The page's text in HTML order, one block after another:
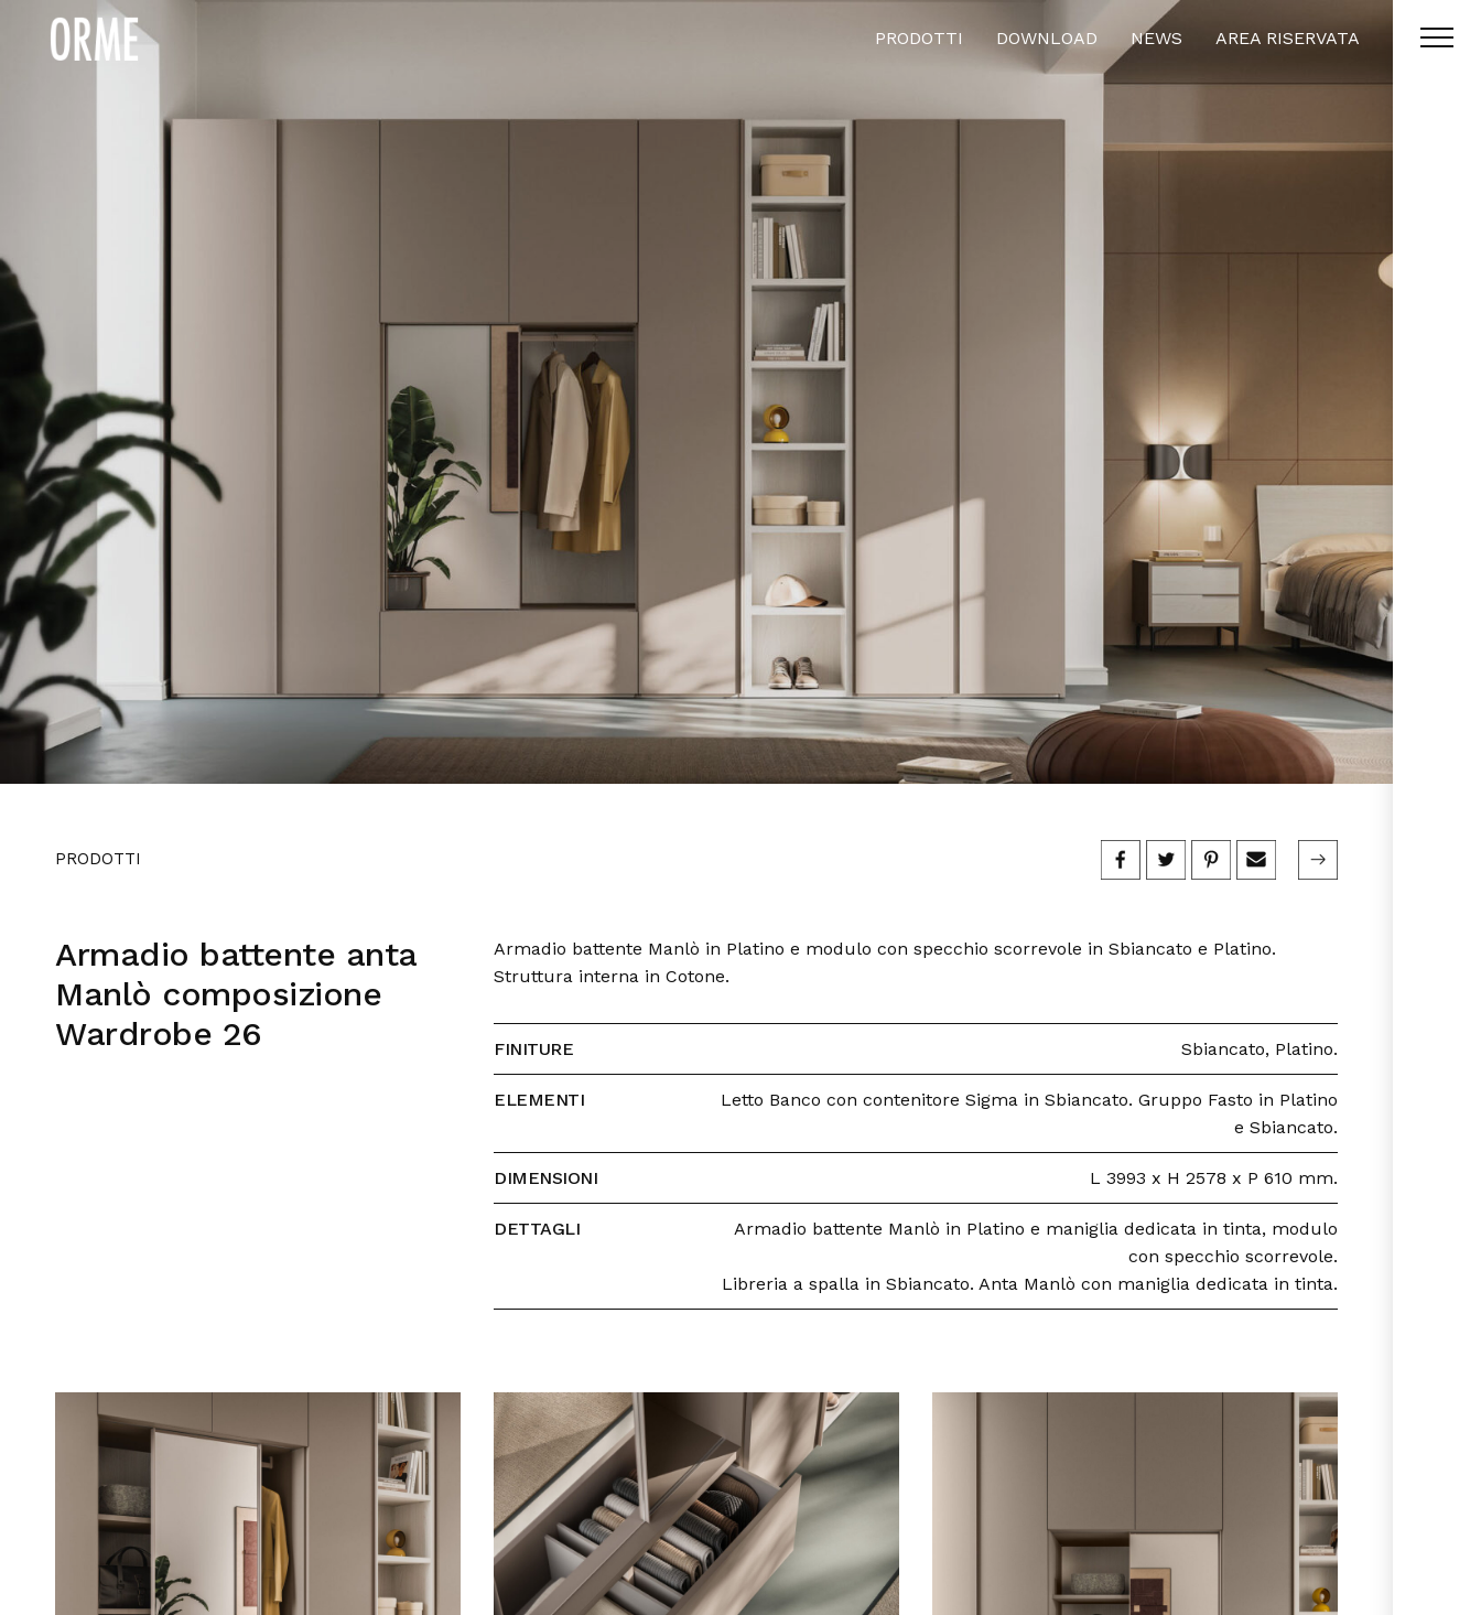
PRODOTTI DOWNLOAD NEWS AREA RISERVATA
PRODOTTI
Armadio battente anta
Manlò composizione
Wardrobe 26
Armadio battente Manlò in Platino e modulo con specchio scorrevole in Sbiancato e Platino.
Struttura interna in Cotone.
FINITURE Sbiancato, Platino.
ELEMENTI
Letto Banco con contenitore Sigma in Sbiancato. Gruppo Fasto in Platino
e Sbiancato.
DIMENSIONI L 3993 x H 2578 x P 610 mm.
DETTAGLI
Armadio battente Manlò in Platino e maniglia dedicata in tinta, modulo
con specchio scorrevole.
Libreria a spalla in Sbiancato. Anta Manlò con maniglia dedicata in tinta.